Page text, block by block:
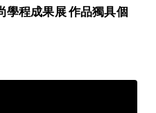
學程成果展 作品獨具個